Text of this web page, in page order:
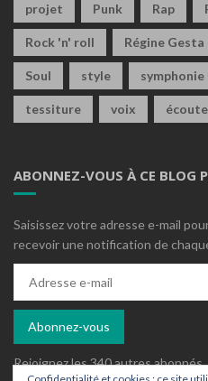
projet Punk Rap
Rock 'n' roll Régine Gesta
Soul style symphonie
tessiture voix
ABONNEZ-VOUS À CE BLOG
Saisissez votre adresse e-mail
recevoir une notification de
mail
Abonnez-vous
Rejoignez les 340 autres abonnés